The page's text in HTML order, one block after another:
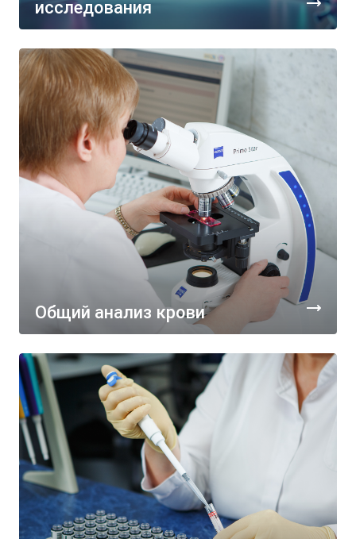
исследования
Общий анализ крови